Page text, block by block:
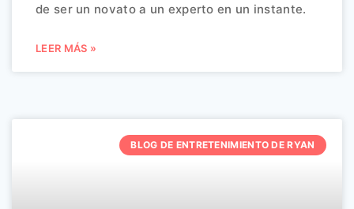
de ser un novato a un experto en un instante.
LEER MÁS »
BLOG DE ENTRETENIMIENTO DE RYAN